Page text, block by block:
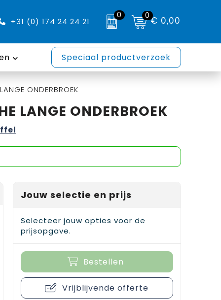
+31 (0) 174 24 24 21
0 0€ 0,00
Speciaal productverzoek
ONDERBROEK
LANGE ONDERBROEK
Jouw selectie en prijs
Selecteer jouw opties voor de
prijsopgave.
Bestellen
Vrijblijvende offerte